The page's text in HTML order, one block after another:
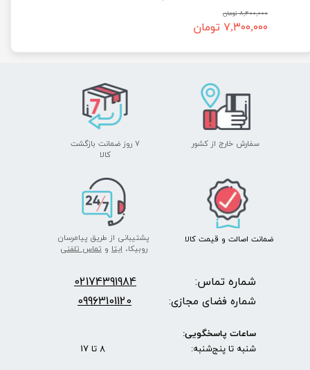
۸,۴۰۰,۰۰۰ تومان
۷,۳۰۰,۰۰۰ تومان
پشتیبانی از طریق پیامرسان
روبیکا،ایتا وتماس تلفنی
سفارش خارج از کشور
۷ روز ضمانت بازگشت
​​​​​​​کالا
ضمانت اصالت و قیمت​​​​​​​ کالا ​​​​​​​
شماره تماس: 02174391984
شماره فضای مجازی: 09963101120
ساعات پاسخگویی:
شنبه تا پنج‌شنبه: 8 تا 17